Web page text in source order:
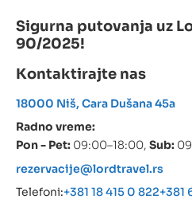
Sigurna putovanja uz
90/2025!
Kontaktirajte nas
18000 Niš, Cara Dušana 45a
Radno vreme:
Pon - Pet: 09:00–18:00, Sub:
rezervacije@lordtravel.rs
Telefoni:+381 18 415 0 822+381